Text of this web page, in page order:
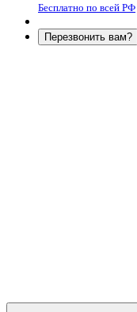
Бесплатно по всей РФ
Перезвонить вам?